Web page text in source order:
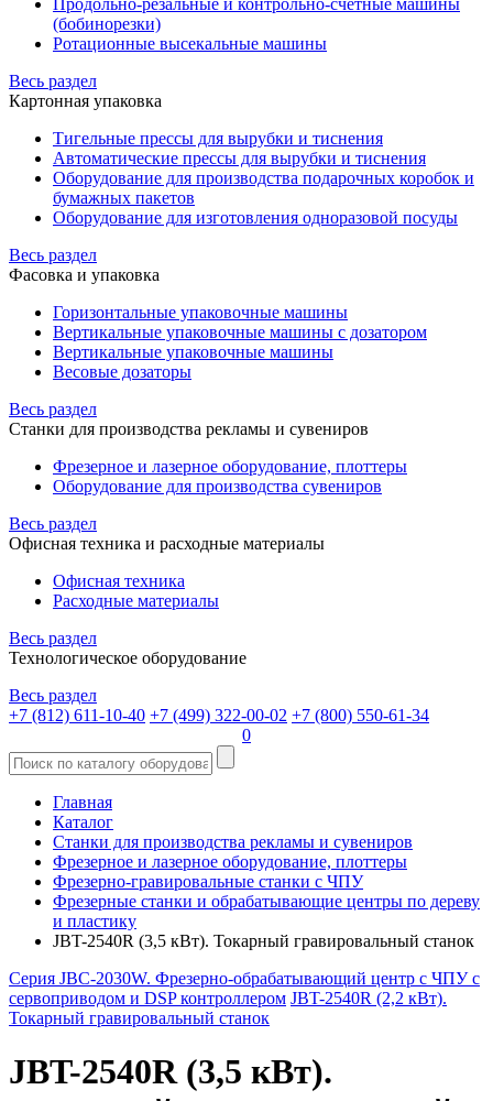
Продольно-резальные и контрольно-счетные машины
(бобинорезки)
Ротационные высекальные машины
Весь раздел
Картонная упаковка
Тигельные прессы для вырубки и тиснения
Автоматические прессы для вырубки и тиснения
Оборудование для производства подарочных коробок и
бумажных пакетов
Оборудование для изготовления одноразовой посуды
Весь раздел
Фасовка и упаковка
Горизонтальные упаковочные машины
Вертикальные упаковочные машины с дозатором
Вертикальные упаковочные машины
Весовые дозаторы
Весь раздел
Станки для производства рекламы и сувениров
Фрезерное и лазерное оборудование, плоттеры
Оборудование для производства сувениров
Весь раздел
Офисная техника и расходные материалы
Офисная техника
Расходные материалы
Весь раздел
Технологическое оборудование
Весь раздел
+7 (812) 611-10-40 +7 (499) 322-00-02 +7 (800) 550-61-34
0
Главная
Каталог
Станки для производства рекламы и сувениров
Фрезерное и лазерное оборудование, плоттеры
Фрезерно-гравировальные станки с ЧПУ
Фрезерные станки и обрабатывающие центры по дереву
и пластику
JBT-2540R (3,5 кВт). Токарный гравировальный станок
Серия JBC-2030W. Фрезерно-обрабатывающий центр с ЧПУ с
сервоприводом и DSP контроллером JBT-2540R (2,2 кВт).
Токарный гравировальный станок
JBT-2540R (3,5 кВт).